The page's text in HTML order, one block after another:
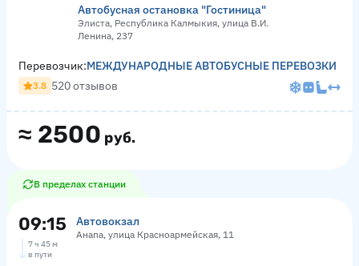
Автобусная остановка "Гостиница"
Элиста, Республика Калмыкия, улица В.И.
Ленина, 237
≈ 2500 руб.
Перевозчик:МЕЖДУНАРОДНЫЕ АВТОБУСНЫЕ ПЕРЕВОЗКИ
3.8 520 отзывов
В пределах станции
09:15 Автовокзал
Анапа, улица Красноармейская, 11
7 ч 45 м
в пути